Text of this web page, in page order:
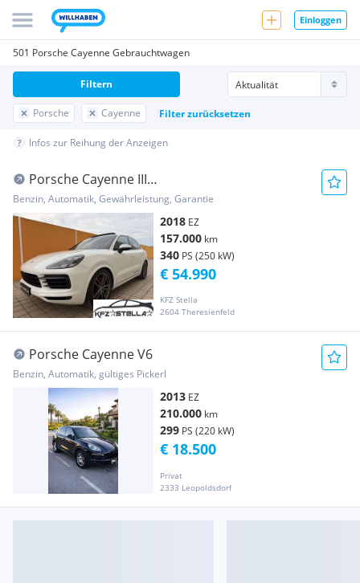
Einloggen
501 Porsche Cayenne Gebrauchtwagen
Porsche Cayenne Filter zurücksetzen
Filtern
Infos zur Reihung der Anzeigen
Porsche Cayenne III
/PANO/LUFT/4xSHZG/Sitzlüftung/Soft
Benzin, Automatik, Gewährleistung, Garantie
2018 EZ
157.000 km
340 PS (250 kW)
KFZ Stella
2604 Theresienfeld
€ 54.990
Porsche Cayenne V6
Benzin, Automatik, gültiges Pickerl
2013 EZ
210.000 km
299 PS (220 kW)
Privat
2333 Leopoldsdorf
€ 18.500